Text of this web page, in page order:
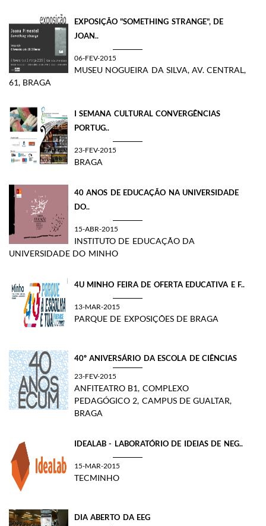
EXPOSIÇÃO "SOMETHING STRANGE", DE
JOAN..
06-FEV-2015
MUSEU NOGUEIRA DA SILVA, AV. CENTRAL,
61, BRAGA
I SEMANA CULTURAL CONVERGÊNCIAS
PORTUG..
23-FEV-2015
BRAGA
40 ANOS DE EDUCAÇÃO NA UNIVERSIDADE
DO..
15-ABR-2015
INSTITUTO DE EDUCAÇÃO DA
UNIVERSIDADE DO MINHO
4U MINHO FEIRA DE OFERTA EDUCATIVA E F..
13-MAR-2015
PARQUE DE EXPOSIÇÕES DE BRAGA
40º ANIVERSÁRIO DA ESCOLA DE CIÊNCIAS
23-FEV-2015
ANFITEATRO B1, COMPLEXO
PEDAGÓGICO 2, CAMPUS DE GUALTAR,
BRAGA
IDEALAB - LABORATÓRIO DE IDEIAS DE NEG..
15-MAR-2015
TECMINHO
DIA ABERTO DA EEG